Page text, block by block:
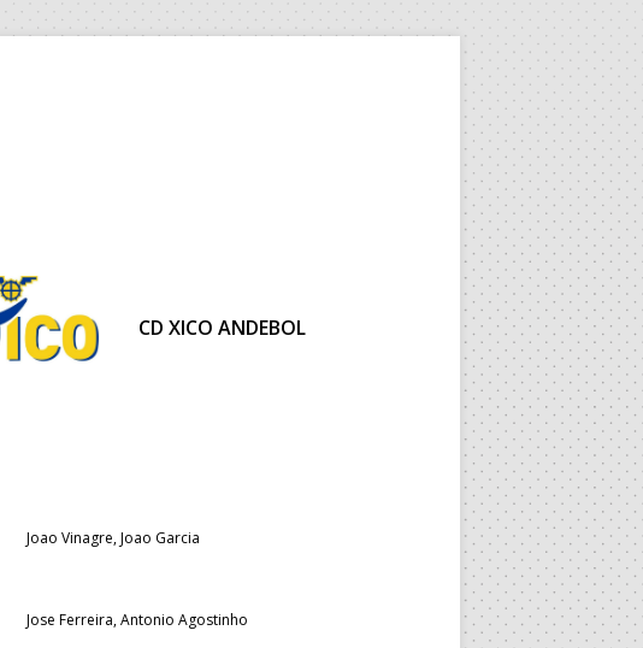
CD XICO ANDEBOL
Joao Vinagre, Joao Garcia
Jose Ferreira, Antonio Agostinho